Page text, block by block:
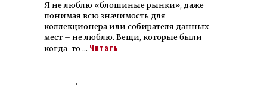
Я не люблю «блошиные рынки», даже
понимая всю значимость для
коллекционера или собирателя данных
мест – не люблю. Вещи, которые были
когда-то … Читать